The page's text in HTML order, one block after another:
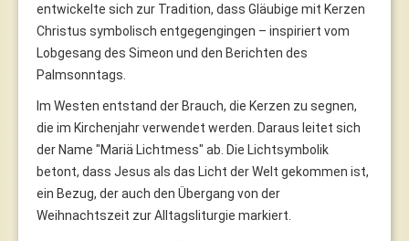
entwickelte sich zur Tradition, dass Gläubige mit Kerzen
Christus symbolisch entgegengingen – inspiriert vom
Lobgesang des Simeon und den Berichten des
Palmsonntags.
Im Westen entstand der Brauch, die Kerzen zu segnen,
die im Kirchenjahr verwendet werden. Daraus leitet sich
der Name "Mariä Lichtmess" ab. Die Lichtsymbolik
betont, dass Jesus als das Licht der Welt gekommen ist,
ein Bezug, der auch den Übergang von der
Weihnachtszeit zur Alltagsliturgie markiert.